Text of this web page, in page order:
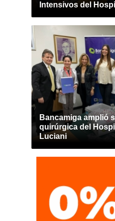
Intensivos del
Bancamiga amplió
quirúrgica del
Luciani